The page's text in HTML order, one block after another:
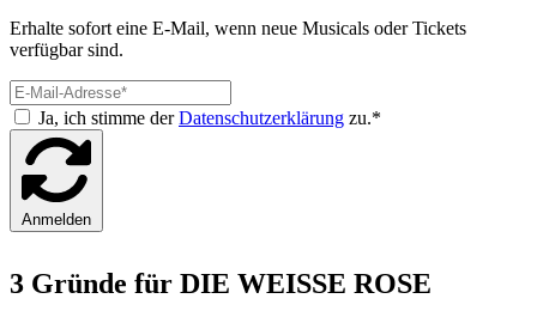
Erhalte sofort eine E-Mail, wenn neue Musicals oder Tickets
verfügbar sind.
Ja, ich stimme derDatenschutzerklärung zu.*
Anmelden
3 Gründe für DIE WEISSE ROSE